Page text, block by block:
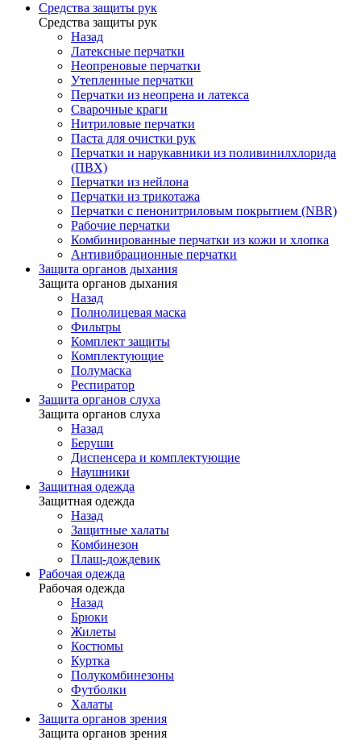
Средства защиты рук
Средства защиты рук
Назад
Латексные перчатки
Неопреновые перчатки
Утепленные перчатки
Перчатки из неопрена и латекса
Сварочные краги
Нитриловые перчатки
Паста для очистки рук
Перчатки и нарукавники из поливинилхлорида
(ПВХ)
Перчатки из нейлона
Перчатки из трикотажа
Перчатки с пенонитриловым покрытием (NBR)
Рабочие перчатки
Комбинированные перчатки из кожи и хлопка
Антивибрационные перчатки
Защита органов дыхания
Защита органов дыхания
Назад
Полнолицевая маска
Фильтры
Комплект защиты
Комплектующие
Полумаска
Респиратор
Защита органов слуха
Защита органов слуха
Назад
Беруши
Диспенсера и комплектующие
Наушники
Защитная одежда
Защитная одежда
Назад
Защитные халаты
Комбинезон
Плащ-дождевик
Рабочая одежда
Рабочая одежда
Назад
Брюки
Жилеты
Костюмы
Куртка
Полукомбинезоны
Футболки
Халаты
Защита органов зрения
Защита органов зрения